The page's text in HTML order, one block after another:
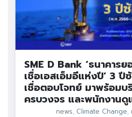
SME D Bank ‘ธนาคาร
เชื่อเอสเอ็มอีแห่งปี’ 3
เชื่อตอบโจทย์ มาพร้อม
ครบวงจร และพนักงานดู
news, Climate Change,